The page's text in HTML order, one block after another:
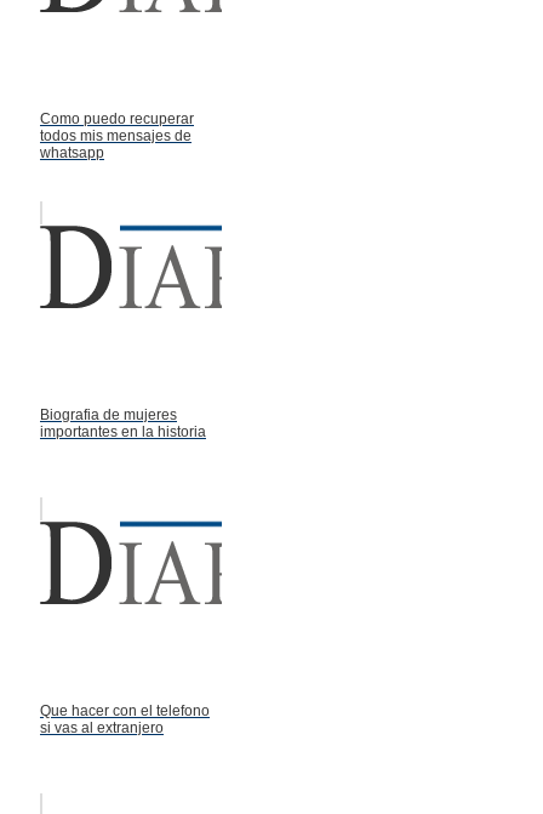
Como puedo recuperar
todos mis mensajes de
whatsapp
Biografia de mujeres
importantes en la historia
Que hacer con el telefono
si vas al extranjero